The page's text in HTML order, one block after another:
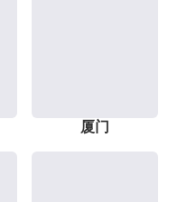
厦门